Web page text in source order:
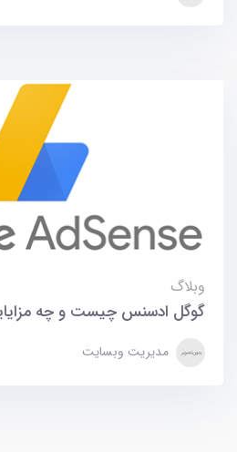
وبلاگ
گوگل ادسنس چیست و چه
مدیریت وبسایت